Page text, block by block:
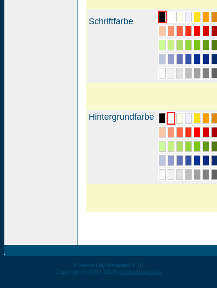
Schriftfarbe
Hintergrundfarbe
Powered by 4images 1.10
Copyright © 2002-2026 4homepages.de